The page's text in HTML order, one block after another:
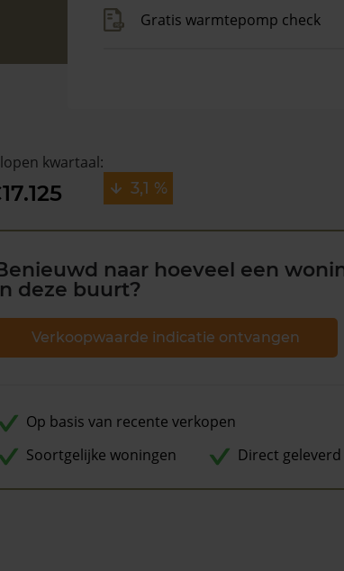
Gratis warmtepomp check
kwartaal:
3,1 %
naar hoeveel een
deze buurt?
Verkoopwaarde indicatie ontvangen
Op basis van recente verkopen
Soortgelijke woningen
Direct geleverd